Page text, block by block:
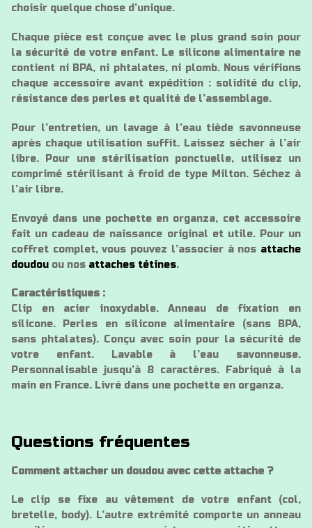
choisir quelque chose d’unique.
Chaque pièce est conçue avec le plus grand soin pour
la sécurité de votre enfant. Le silicone alimentaire ne
contient ni BPA, ni phtalates, ni plomb. Nous vérifions
chaque accessoire avant expédition : solidité du clip,
résistance des perles et qualité de l’assemblage.
Pour l’entretien, un lavage à l’eau tiède savonneuse
après chaque utilisation suffit. Laissez sécher à l’air
libre. Pour une stérilisation ponctuelle, utilisez un
comprimé stérilisant à froid de type Milton. Séchez à
l’air libre.
Envoyé dans une pochette en organza, cet accessoire
fait un cadeau de naissance original et utile. Pour un
coffret complet, vous pouvez l’associer à nos attache
doudou ou nos attaches tétines.
Caractéristiques :
Clip en acier inoxydable. Anneau de fixation en
silicone. Perles en silicone alimentaire (sans BPA,
sans phtalates). Conçu avec soin pour la sécurité de
votre enfant. Lavable à l’eau savonneuse.
Personnalisable jusqu’à 8 caractères. Fabriqué à la
main en France. Livré dans une pochette en organza.
Questions fréquentes
Comment attacher un doudou avec cette attache ?
Le clip se fixe au vêtement de votre enfant (col,
bretelle, body). L’autre extrémité comporte un anneau